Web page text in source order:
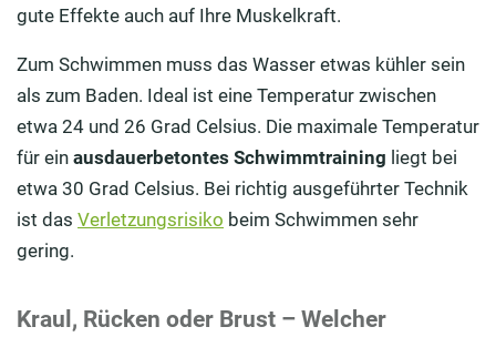
gute Effekte auch auf Ihre Muskelkraft.
Zum Schwimmen muss das Wasser etwas kühler sein
als zum Baden. Ideal ist eine Temperatur zwischen
etwa 24 und 26 Grad Celsius. Die maximale Temperatur
für ein ausdauerbetontes Schwimmtraining liegt bei
etwa 30 Grad Celsius. Bei richtig ausgeführter Technik
ist das Verletzungsrisiko beim Schwimmen sehr
gering.
Kraul, Rücken oder Brust – Welcher